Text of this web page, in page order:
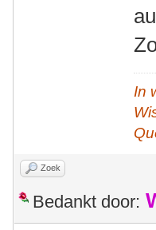
In
Zoek
Bedankt door: